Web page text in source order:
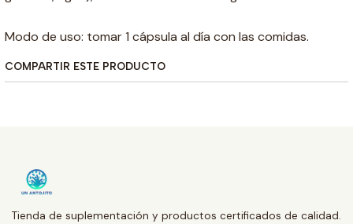
Modo de uso: tomar 1 cápsula al día con las comidas.
COMPARTIR ESTE PRODUCTO
Tienda de suplementación y productos certificados de calidad.